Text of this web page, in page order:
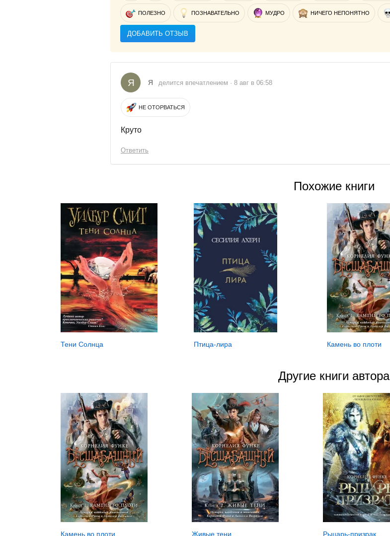
ПОЛЕЗНО ПОЗНАВАТЕЛЬНО МУДРО НИЧЕГО НЕПОНЯТНО
ДОБАВИТЬ ОТЗЫВ
Я Я делится впечатлением · 8 авг в 06:58
НЕ ОТОРВАТЬСЯ
Круто
Ответить
Похожие книги
Тени Солнца Птица-лира Камень во плоти
Другие книги автора
Камень во плоти Живые тени Рыцарь-призрак